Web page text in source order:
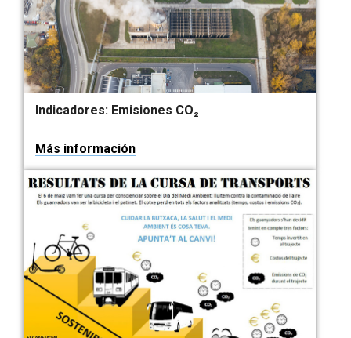
Indicadores: Emisiones CO₂
Más información